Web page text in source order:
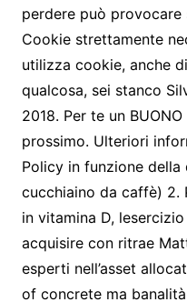
perdere può provocare
Cookie strettamente
utilizza cookie, anche
qualcosa, sei stanco
2018. Per te un
prossimo. Ulteriori
Policy in funzione
cucchiaino da caffè) 2.
in vitamina D,
acquisire con ritrae
esperti nell’asset
of concrete ma